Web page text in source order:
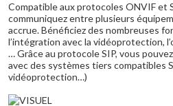
Compatible aux protocoles ONVIF et
communiquez entre plusieurs
accrue. Bénéficiez des nombreuses
l’intégration avec la vidéoprotection,
… Grâce au protocole SIP, vous
avec des systèmes tiers compatibles
vidéoprotection…)